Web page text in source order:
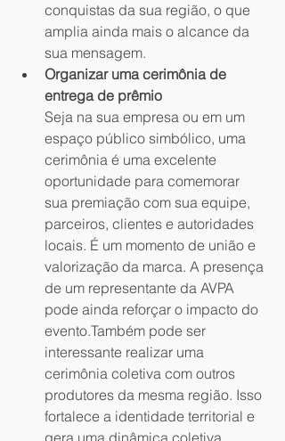
conquistas da sua região, o que
amplia ainda mais o alcance da
sua mensagem.
Organizar uma cerimônia de
entrega de prêmio
Seja na sua empresa ou em um
espaço público simbólico, uma
cerimônia é uma excelente
oportunidade para comemorar
sua premiação com sua equipe,
parceiros, clientes e autoridades
locais. É um momento de união e
valorização da marca. A presença
de um representante da AVPA
pode ainda reforçar o impacto do
evento.Também pode ser
interessante realizar uma
cerimônia coletiva com outros
produtores da mesma região. Isso
fortalece a identidade territorial e
gera uma dinâmica coletiva